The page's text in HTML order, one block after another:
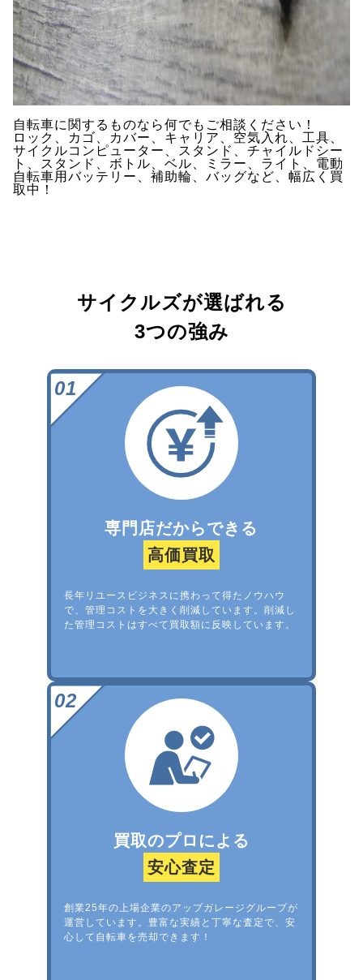
自転車に関するものなら何でもご相談ください！
ロック、カゴ、カバー、キャリア、空気入れ、工具、
サイクルコンピューター、スタンド、チャイルドシー
ト、スタンド、ボトル、ベル、ミラー、ライト、電動
自転車用バッテリー、補助輪、バッグなど、幅広く買
取中！
サイクルズが選ばれる
3つの強み
専門店だからできる
高価買取
長年リユースビジネスに携わって得たノウハウ
で、管理コストを大きく削減しています。削減し
た管理コストはすべて買取額に反映しています。
買取のプロによる
安心査定
創業25年の上場企業のアップガレージグループが
運営しています。豊富な実績と丁寧な査定で、安
心して自転車を売却できます！